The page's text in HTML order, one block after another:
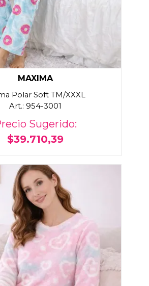
MAXIMA
Polar Soft TM/XXXL
Art.: 954-3001
Sugerido:
$39.710,39